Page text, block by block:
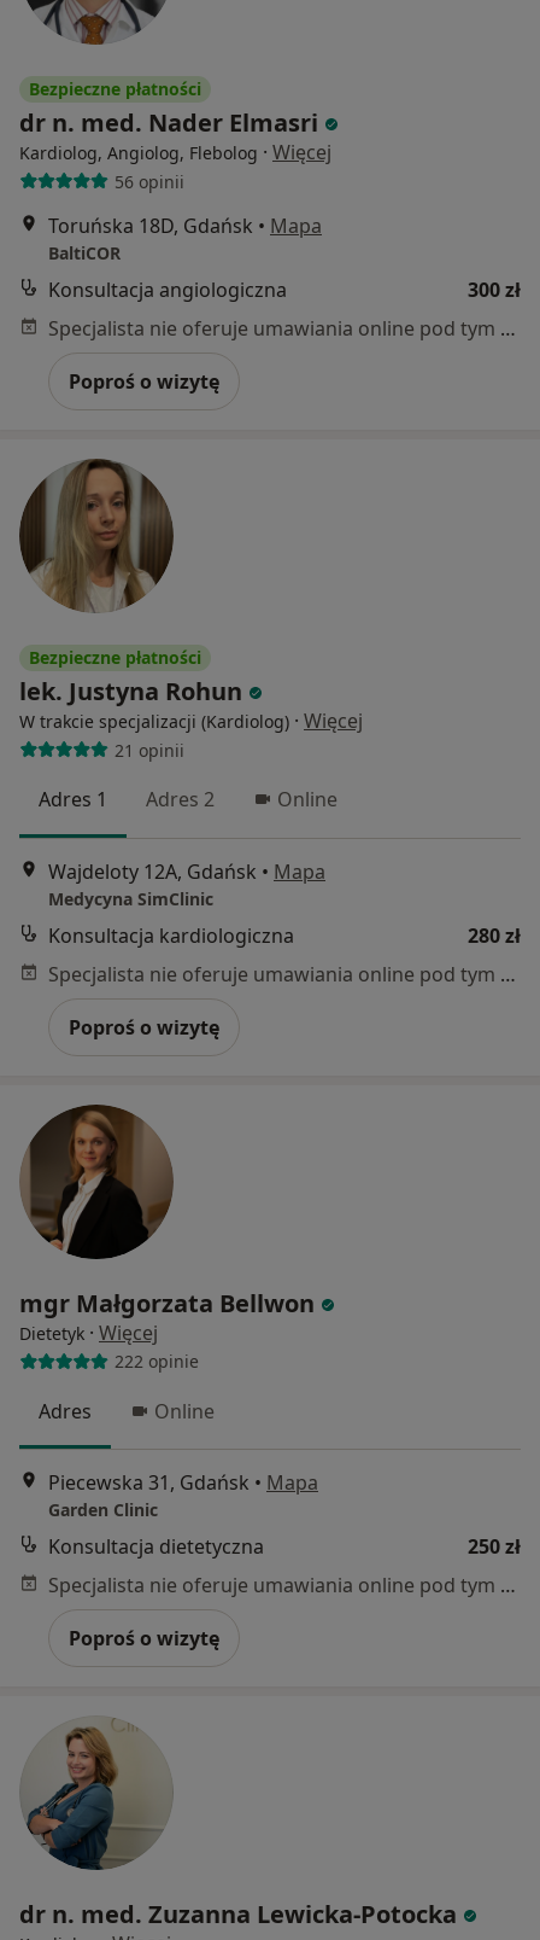
Bezpieczne płatności
dr n. med. Nader Elmasri
Kardiolog, Angiolog, Flebolog · Więcej
56 opinii
Toruńska 18D, Gdańsk • Mapa
BaltiCOR
Konsultacja angiologiczna
300 zł
Specjalista nie oferuje umawiania online pod tym adresem.
Poproś o wizytę
Bezpieczne płatności
lek. Justyna Rohun
W trakcie specjalizacji (Kardiolog) · Więcej
21 opinii
Adres 1 Adres 2 Online
Wajdeloty 12A, Gdańsk • Mapa
Medycyna SimClinic
Konsultacja kardiologiczna
280 zł
Specjalista nie oferuje umawiania online pod tym adresem.
Poproś o wizytę
mgr Małgorzata Bellwon
Dietetyk · Więcej
222 opinie
Adres Online
Piecewska 31, Gdańsk • Mapa
Garden Clinic
Konsultacja dietetyczna
250 zł
Specjalista nie oferuje umawiania online pod tym adresem.
Poproś o wizytę
dr n. med. Zuzanna Lewicka-Potocka